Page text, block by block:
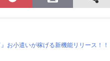
』お小遣いが稼げる新機能リリース！！